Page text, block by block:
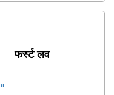
फर्स्ट लव